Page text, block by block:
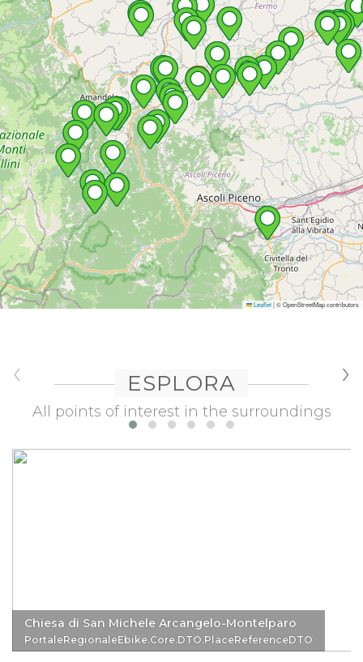
Leaflet|© OpenStreetMap contributors
ESPLORA
All points of interest in the surroundings
Chiesa di San Michele Arcangelo-Montelparo
PortaleRegionaleEbike.Core.DTO.PlaceReferenceDTO
‹ ›